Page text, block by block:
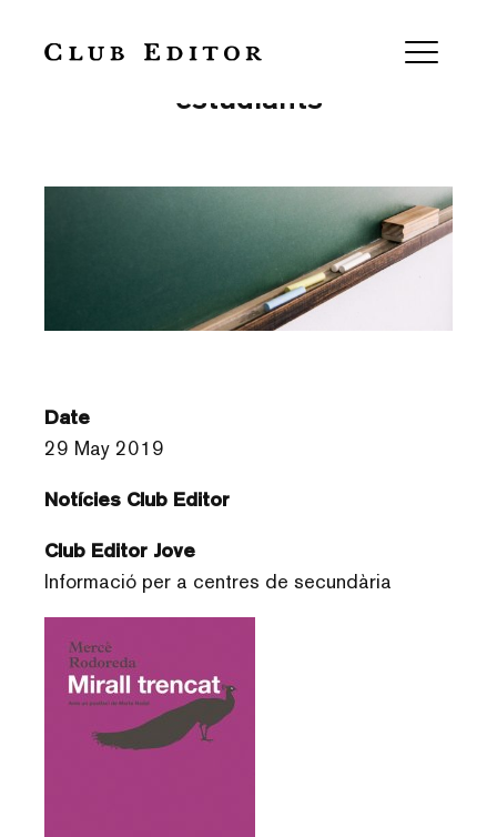
Club Editor a l’abast dels
estudiants
Date
29 May 2019
Notícies Club Editor
Club Editor Jove
Informació per a centres de secundària